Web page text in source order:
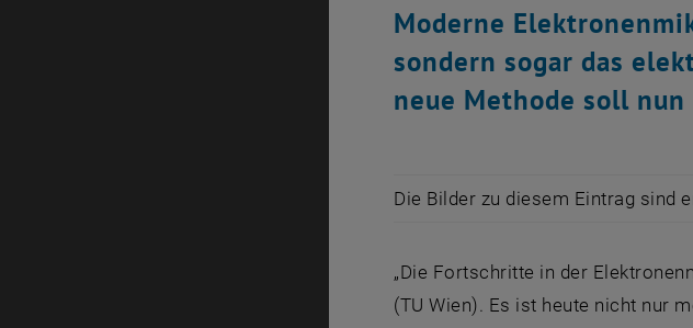
Moderne
sondern sogar das
neue Methode soll
Die Bilder zu diesem Eintrag sind
„Die Fortschritte in der
(TU Wien). Es ist heute nicht nur